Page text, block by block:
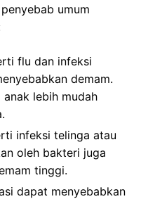
umum
flu dan infeksi
demam.
lebih mudah
infeksi telinga atau
oleh bakteri juga
tinggi.
dapat menyebabkan